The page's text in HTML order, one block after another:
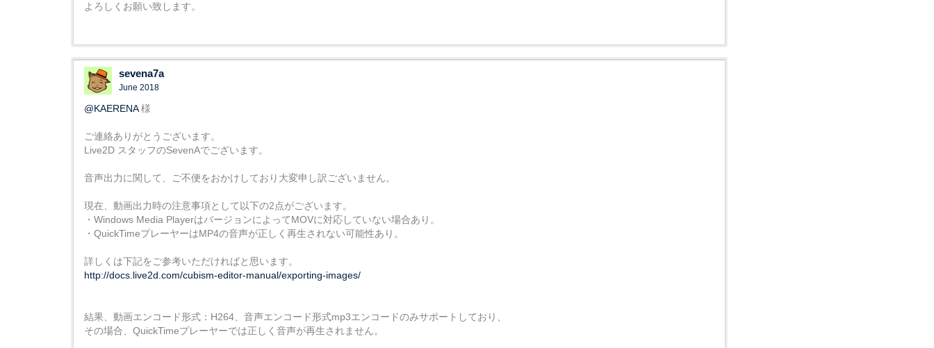
よろしくお願い致します。
sevena7a
June 2018
@KAERENA様
ご連絡ありがとうございます。
Live2D スタッフのSevenAでございます。
音声出力に関して、ご不便をおかけしており大変申し訳ございません。
現在、動画出力時の注意事項として以下の2点がございます。
・Windows Media PlayerはバージョンによってMOVに対応していない場合あり。
・QuickTimeプレーヤーはMP4の音声が正しく再生されない可能性あり。
詳しくは下記をご参考いただければと思います。
http://docs.live2d.com/cubism-editor-manual/exporting-images/
結果、動画エンコード形式：H264、音声エンコード形式mp3エンコードのみサポートしており、
その場合、QuickTimeプレーヤーでは正しく音声が再生されません。